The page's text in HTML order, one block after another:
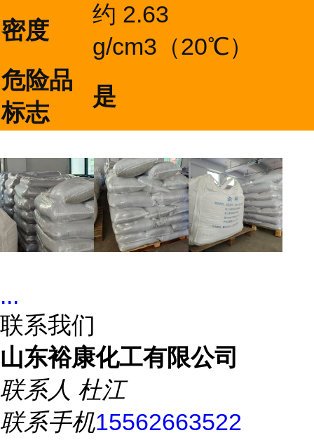
密度
约 2.63
g/cm3（20℃）
危险品
标志
是
...
联系我们
山东裕康化工有限公司
联系人 杜江
联系手机15562663522